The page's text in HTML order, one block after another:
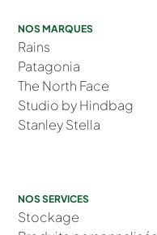
NOS MARQUES
Rains
Patagonia
The North Face
Studio by Hindbag
Stanley Stella
NOS SERVICES
Stockage